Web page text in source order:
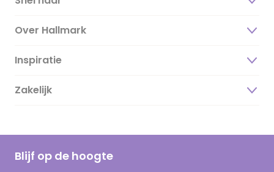
Over Hallmark
Over ons
Duurzaamheid
Hallmark Kaartclub
Inspiratie
Magazine
Cadeau inspiratie
Kaartinspiratie
Zakelijk
Blijf op de hoogte